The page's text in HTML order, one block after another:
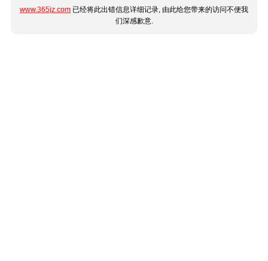
www.365jz.com 已经将此出错信息详细记录, 由此给您带来的访问不便我
们深感歉意.